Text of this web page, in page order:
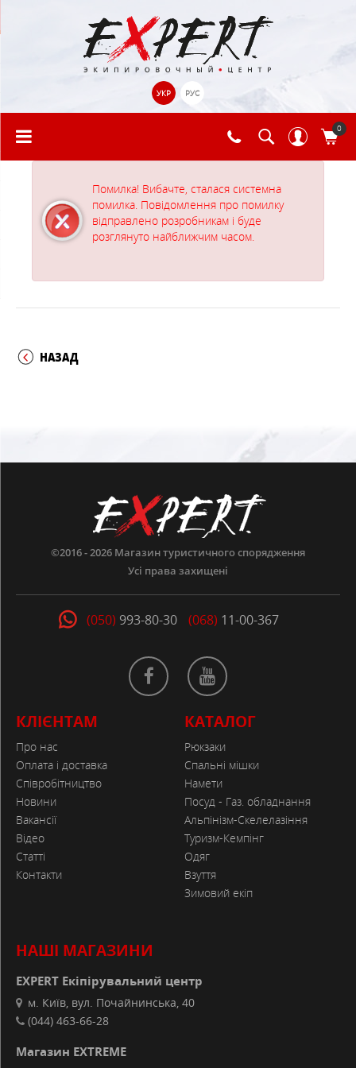
УКР РУС
0
Помилка! Вибачте, сталася системна
помилка. Повідомлення про помилку
відправлено розробникам і буде
розглянуто найближчим часом.
НАЗАД
©2016 - 2026 Магазин туристичного спорядження
Усі права захищені
(050) 993-80-30 (068) 11-00-367
КЛІЄНТАМ
Про нас
Оплата і доставка
Співробітництво
Новини
Вакансії
Відео
Статті
Контакти
КАТАЛОГ
Рюкзаки
Спальні мішки
Намети
Посуд - Газ. обладнання
Альпінізм-Скелелазіння
Туризм-Кемпінг
Одяг
Взуття
Зимовий екіп
НАШІ МАГАЗИНИ
EXPERT Екіпірувальний центр
м. Київ, вул. Почайнинська, 40
(044) 463-66-28
Магазин EXTREME